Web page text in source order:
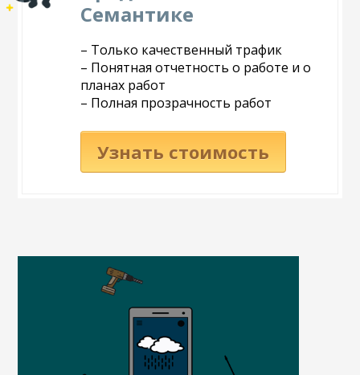
Семантике
– Только качественный трафик
– Понятная отчетность о работе и о
планах работ
– Полная прозрачность работ
Узнать стоимость